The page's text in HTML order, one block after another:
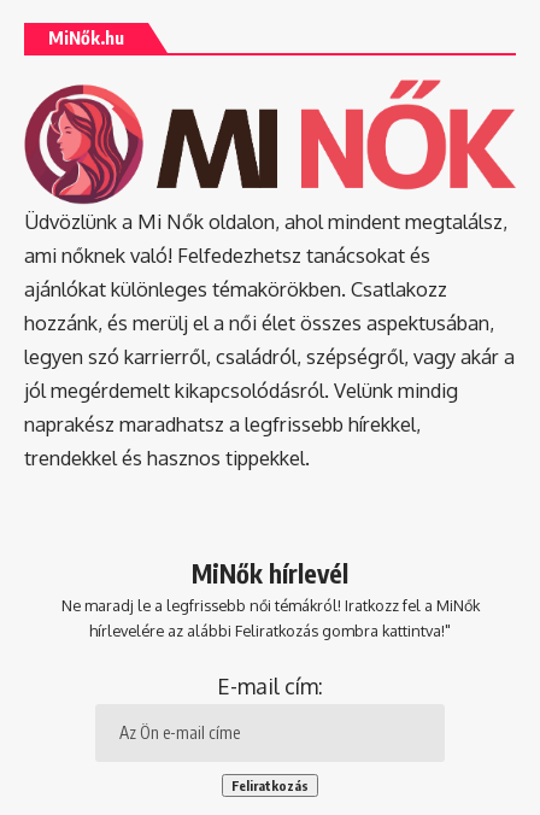
MiNők.hu
Üdvözlünk a Mi Nők oldalon, ahol mindent megtalálsz,
ami nőknek való! Felfedezhetsz tanácsokat és
ajánlókat különleges témakörökben. Csatlakozz
hozzánk, és merülj el a női élet összes aspektusában,
legyen szó karrierről, családról, szépségről, vagy akár a
jól megérdemelt kikapcsolódásról. Velünk mindig
naprakész maradhatsz a legfrissebb hírekkel,
trendekkel és hasznos tippekkel.
MiNők hírlevél
Ne maradj le a legfrissebb női témákról! Iratkozz fel a MiNők
hírlevelére az alábbi Feliratkozás gombra kattintva!"
E-mail cím: